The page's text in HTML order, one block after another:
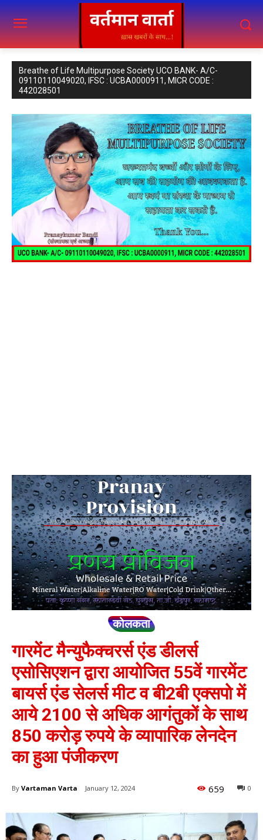
Breathe of Life Multipurpose Society UCO BANK- A/C-
09110110049020, IFSC : UCBA0000911, MICR CODE :
442028501
कोलकता
गारमेंट मैन्युफैक्चरर्स एंड डीलर्स
एसोसिएशन द्वारा आयोजित 55वें गारमेंट
बायर्स एंड सेलर्स मीट व बी2बी एक्सपो में
आये 2100 से अधिक आगंतुकों के साथ
850 करोड़ रुपये के व्यापारिक लेनदेन
का हुआ पंजीकरण
By Vartaman Varta January 12, 2024 0
659